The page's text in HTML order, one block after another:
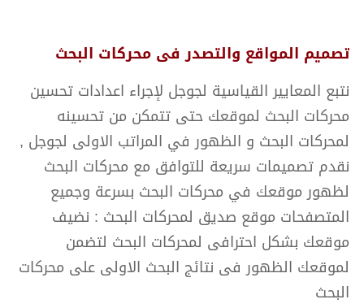
تصميم المواقع والتصدر فى محركات البحث
نتبع المعايير القياسية لجوجل لإجراء اعدادات تحسين
محركات البحث لموقعك حتى تتمكن من تحسينه
لمحركات البحث و الظهور في المراتب الاولى لجوجل ,
نقدم تصميمات سريعة للتوافق مع محركات البحث
لظهور موقعك في محركات البحث بسرعة وجميع
المتصفحات موقع صديق لمحركات البحث : نضيف
موقعك بشكل احترافى لمحركات البحث لتضمن
لموقعك الظهور فى نتائج البحث الاولى على محركات
البحث